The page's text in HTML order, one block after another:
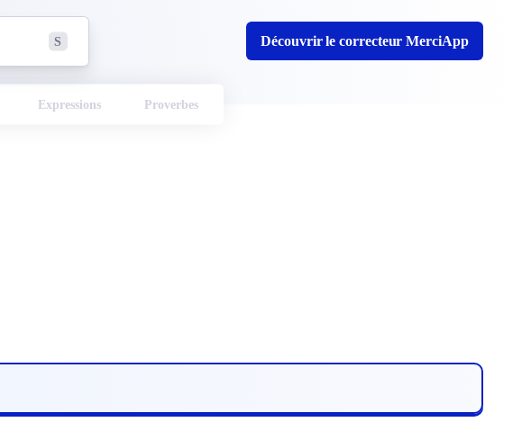
S Découvrir le correcteur MerciApp
Expressions Proverbes